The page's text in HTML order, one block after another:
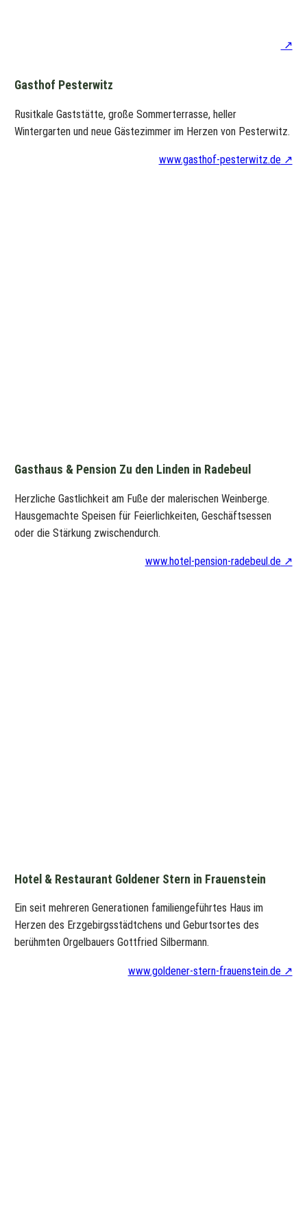
Gasthof Pesterwitz
Rusitkale Gaststätte, große Sommerterrasse, heller
Wintergarten und neue Gästezimmer im Herzen von Pesterwitz.
www.gasthof-pesterwitz.de
Gasthaus & Pension Zu den Linden in Radebeul
Herzliche Gastlichkeit am Fuße der malerischen Weinberge.
Hausgemachte Speisen für Feierlichkeiten, Geschäftsessen
oder die Stärkung zwischendurch.
www.hotel-pension-radebeul.de
Hotel & Restaurant Goldener Stern in Frauenstein
Ein seit mehreren Generationen familiengeführtes Haus im
Herzen des Erzgebirgsstädtchens und Geburtsortes des
berühmten Orgelbauers Gottfried Silbermann.
www.goldener-stern-frauenstein.de